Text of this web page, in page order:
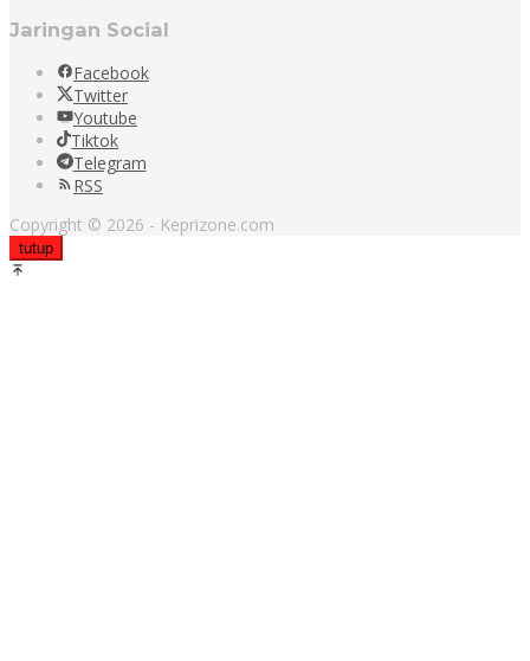
Jaringan Social
Facebook
Twitter
Youtube
Tiktok
Telegram
RSS
Copyright © 2026 - Keprizone.com
tutup